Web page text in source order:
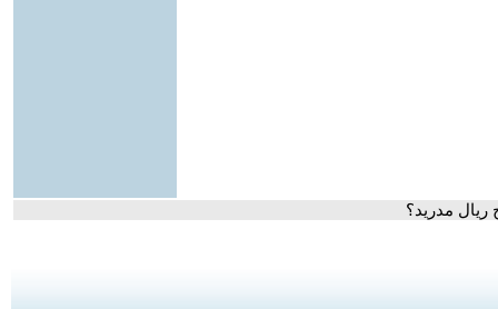
مدريد؟